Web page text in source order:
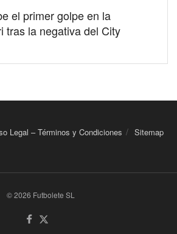
el primer golpe en la
tras la negativa del City
Legal – Términos y Condiciones Sitemap
© 2026 Futbolete SL